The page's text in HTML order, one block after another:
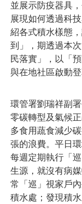
並展示防疫器具
展現如何透過科
紹各式積水樣態
到」，期透過本
民落實」，以「
與在地社區啟動
環管署劉瑞祥副
零碳轉型及氣候
多食用蔬食減少
張的浪費。平日
每週定期執行「
生源，就沒有病
常「巡」視家戶
積水處；發現積